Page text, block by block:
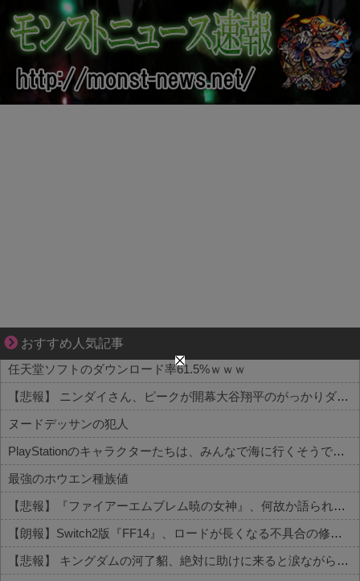
おすすめ人気記事
ぜんぶ私が中心、そう思われたくないのに
任天堂ソフトのダウンロード率61.5%ｗｗｗ
【悲報】 ニンダイさん、ピークが開幕大谷翔平のがっかりダイレクトだったと言われてしまう
ヌードデッサンの犯人
PlayStationのキャラクターたちは、みんなで海に行くそうですよ
最強のホウエン種族値
【悲報】『ファイアーエムブレム暁の女神』、何故か語られない
【朗報】Switch2版『FF14』、ロードが長くなる不具合の修正パッチを本日配信
【悲報】 キングダムの河了貂、絶対に助けに来ると涙ながらに絶叫したその日の夜に味方を死なせまくる作戦を提案するWWWWWWWWWWWWWWWWWWWWWWWWWWWW